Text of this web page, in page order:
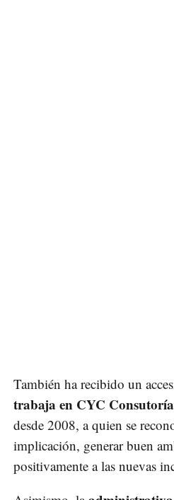
También ha recibido un
trabaja en CYC
desde 2008, a quien se
implicación, generar buen
positivamente a las nuevas